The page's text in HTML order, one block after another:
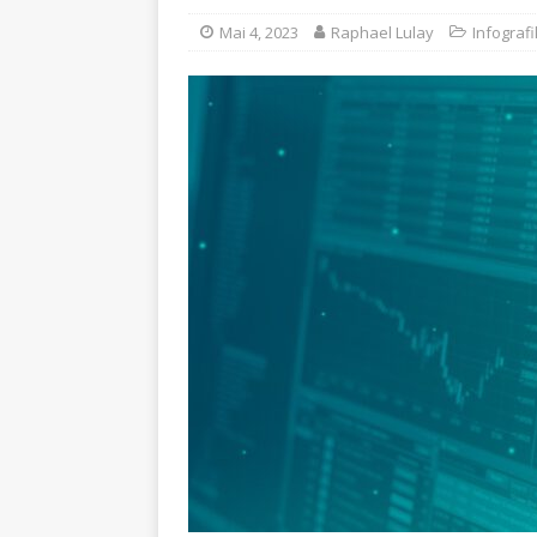
Mai 4, 2023 Raphael Lulay